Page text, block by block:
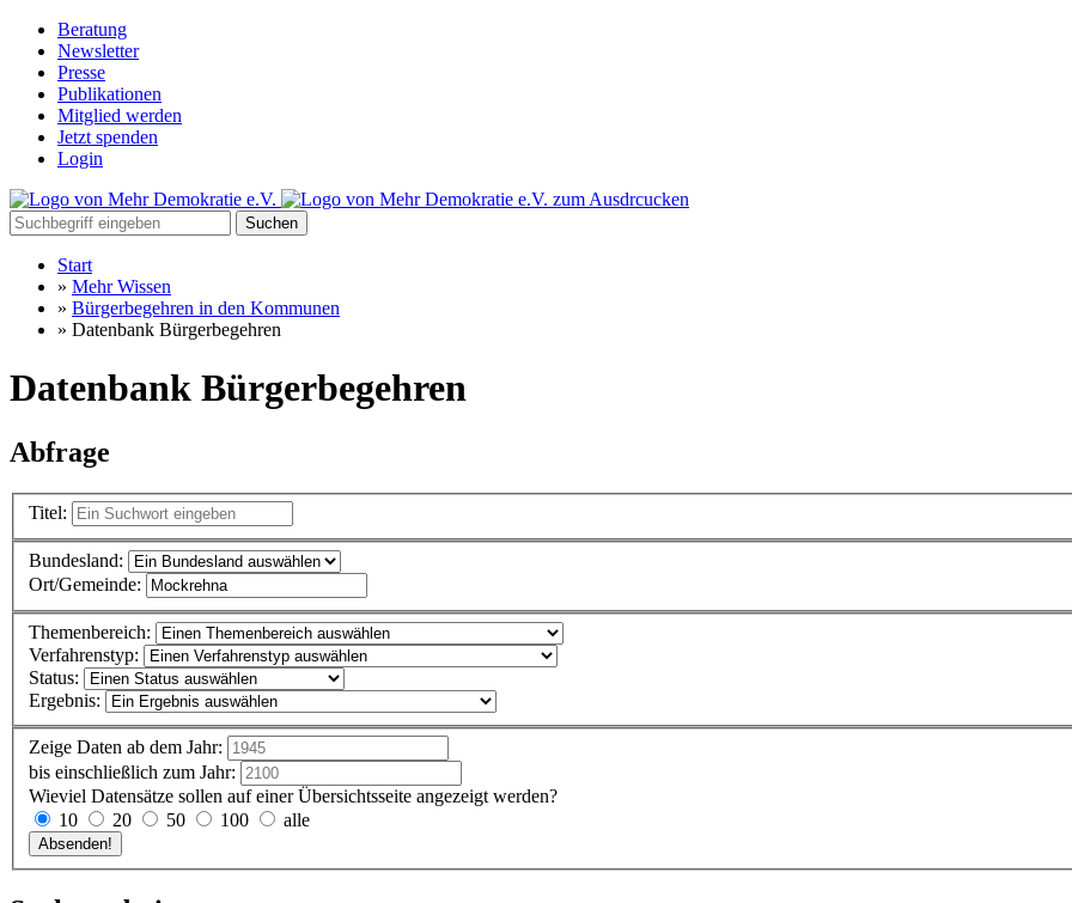
Beratung
Newsletter
Presse
Publikationen
Mitglied werden
Jetzt spenden
Login
Suchen
Start
» Mehr Wissen
» Bürgerbegehren in den Kommunen
» Datenbank Bürgerbegehren
Datenbank Bürgerbegehren
Abfrage
Titel:
Bundesland:
Ort/Gemeinde:
Themenbereich:
Verfahrenstyp:
Status:
Ergebnis:
Zeige Daten ab dem Jahr:
bis einschließlich zum Jahr:
Wieviel Datensätze sollen auf einer Übersichtsseite angezeigt werden?
10
20 50 100 alle